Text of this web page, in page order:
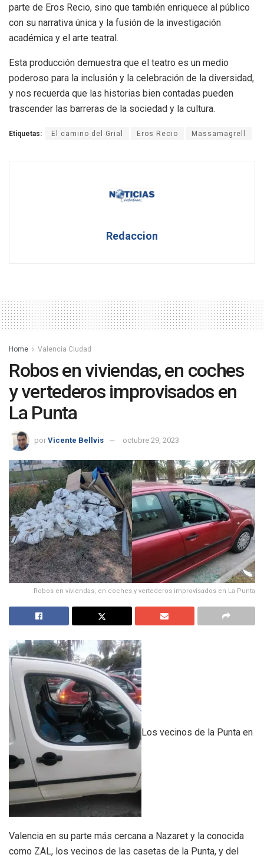
parte de Eros Recio, sino que también enriquece al público
con su narrativa única y la fusión de la investigación
académica y el arte teatral.
Esta producción demuestra que el teatro es un medio
poderoso para la inclusión y la celebración de la diversidad,
y nos recuerda que las historias bien contadas pueden
trascender las barreras de la sociedad y la cultura.
Etiquetas: El camino del Grial Eros Recio Massamagrell
Redaccion
Home Valencia Ciudad
Robos en viviendas, en coches
y vertederos improvisados en
La Punta
por Vicente Bellvis octubre 29, 2023
Robos en viviendas, en coches y vertederos improvisados en La Punta
Los vecinos de la Punta en
Valencia en su parte más cercana a Nazaret y la conocida
como ZAL, los vecinos de las casetas de la Punta, y del